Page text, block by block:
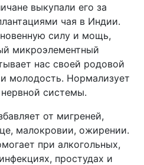
выкупали его за
чая в Индии.
силу и мощь,
микроэлементный
нас своей родовой
молодость. Нормализует
системы.
от мигреней,
малокровии, ожирении.
при алкогольных,
простудах и